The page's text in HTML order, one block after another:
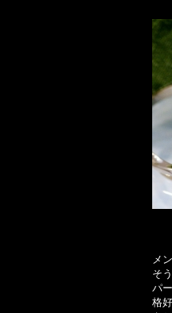
メ
そ
パ
格